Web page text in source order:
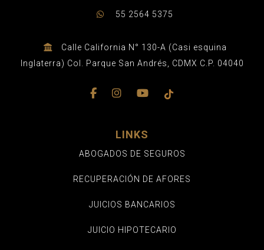
55 2564 5375
Calle California N° 130-A (Casi esquina
Inglaterra) Col. Parque San Andrés, CDMX C.P. 04040
LINKS
ABOGADOS DE SEGUROS
RECUPERACIÓN DE AFORES
JUICIOS BANCARIOS
JUICIO HIPOTECARIO